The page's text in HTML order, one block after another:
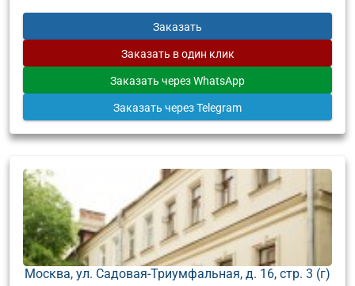
Заказать
Заказать в один клик
Заказать через WhatsApp
Заказать через Telegram
Москва, ул. Садовая-Триумфальная, д. 16, стр. 3 (г)